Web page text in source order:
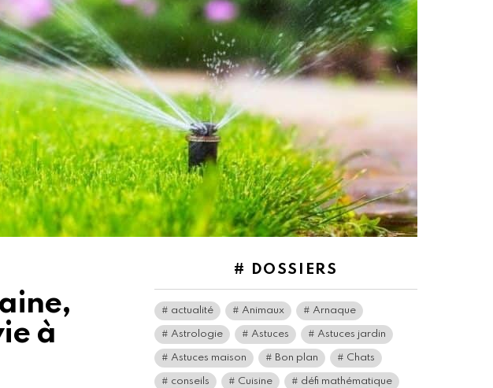
à
# DOSSIERS
actualité Animaux Arnaque
Astrologie Astuces Astuces jardin
Astuces maison Bon plan Chats
conseils Cuisine défi mathématique